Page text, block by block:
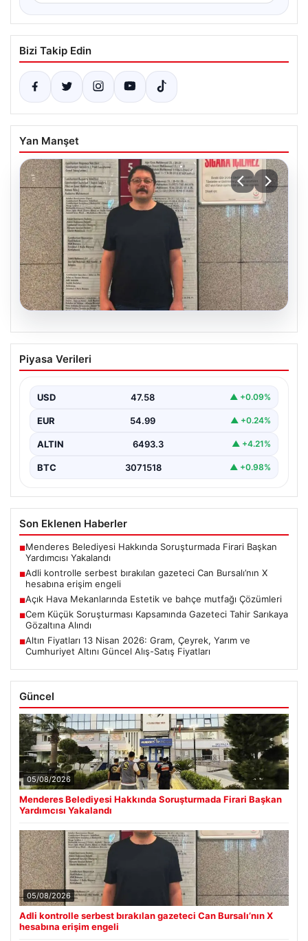
Bizi Takip Edin
Yan Manşet
Adli kontrolle serbest bırakılan gazeteci
Can Bursalı’nın X hesabına erişim engeli
Engeli Kaldırıldıktan Sonra Yeniden Kısıtlama”,
“content”: “…
Piyasa Verileri
USD 47.58 ▲ +0.09%
EUR 54.99 ▲ +0.24%
ALTIN 6493.3 ▲ +4.21%
BTC 3071518 ▲ +0.98%
Son Eklenen Haberler
■Menderes Belediyesi Hakkında Soruşturmada Firari Başkan
Yardımcısı Yakalandı
■Adli kontrolle serbest bırakılan gazeteci Can Bursalı’nın X
hesabına erişim engeli
■Açık Hava Mekanlarında Estetik ve bahçe mutfağı Çözümleri
■Cem Küçük Soruşturması Kapsamında Gazeteci Tahir Sarıkaya
Gözaltına Alındı
■Altın Fiyatları 13 Nisan 2026: Gram, Çeyrek, Yarım ve
Cumhuriyet Altını Güncel Alış-Satış Fiyatları
Güncel
05/08/2026
Menderes Belediyesi Hakkında Soruşturmada Firari Başkan
Yardımcısı Yakalandı
05/08/2026
Adli kontrolle serbest bırakılan gazeteci Can Bursalı’nın X
hesabına erişim engeli